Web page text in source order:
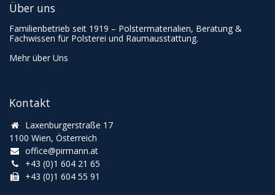
Kontakt
Laxenburgerstraße 17
1100 Wien, Österreich
office@pirmann.at
+43 (0)1 604 21 65
+43 (0)1 604 55 91
Über uns
Familienbetrieb seit 1919 – Polstermaterialien, Beratung &
Fachwissen für Polsterei und Raumausstattung.
Mehr über Uns